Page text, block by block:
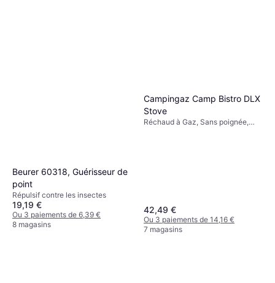
Beurer 60318, Guérisseur de
point
Répulsif contre les insectes
19,19 €
Ou 3 paiements de 6,39 €
8 magasins
Campingaz Camp Bistro DLX
Stove
Réchaud à Gaz, Sans poignée,
42,49 €
Ou 3 paiements de 14,16 €
7 magasins